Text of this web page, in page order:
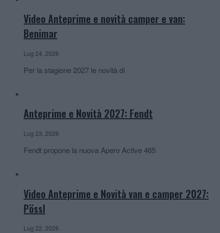
Video Anteprime e novità camper e van:
Benimar
Lug 24, 2026
Per la stagione 2027 le novità di
Anteprime e Novità 2027: Fendt
Lug 23, 2026
Fendt propone la nuova Apero Active 465
Video Anteprime e Novità van e camper 2027:
Pössl
Lug 22, 2026